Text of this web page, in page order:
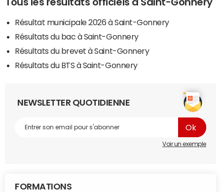
Tous les résultats officiels à Saint-Gonnery
Résultat municipale 2026 à Saint-Gonnery
Résultats du bac à Saint-Gonnery
Résultats du brevet à Saint-Gonnery
Résultats du BTS à Saint-Gonnery
NEWSLETTER QUOTIDIENNE
Voir un exemple
FORMATIONS